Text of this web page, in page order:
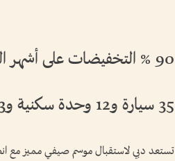
90 % التخفيضات على أشهر العلامات التجارية
35 سيارة و12 وحدة سكنية و3 كيلوغرامات من الذهب وجوائز أخرى